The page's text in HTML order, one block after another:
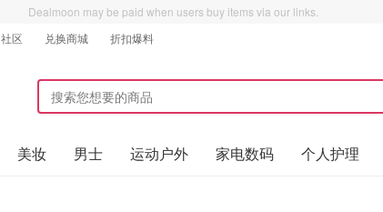
Dealmoon may be paid when users buy items via our links.
社区 兑换商城 折扣爆料
美妆 男士 运动户外 家电数码 个人护理